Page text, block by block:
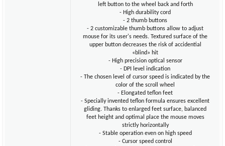
left button to the wheel back and forth
- High durability cord
- 2 thumb buttons
- 2 customizable thumb buttons allow to adjust
mouse for its user's needs. Textured surface of the
upper button decreases the risk of accidential
«blind» hit
- High precision optical sensor
- DPI level indication
- The chosen level of cursor speed is indicated by the
color of the scroll wheel
- Elongated teflon feet
- Specially invented teflon formula ensures excellent
gliding. Thanks to enlarged feet surface, balanced
feet height and optimal place the mouse moves
strictly horizontally
- Stable operation even on high speed
- Cursor speed control